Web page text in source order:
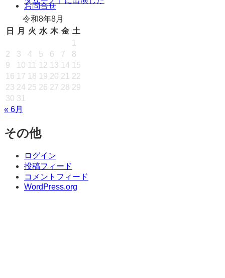
プ
お問合せ
令和8年8月
日
月 火 水 木 金 土
1
2
3 4 5 6 7
8
9
10 11 12 13 14 15
16 17 18 19 20 21 22
23 24 25 26 27 28 29
30 31
« 6月
その他
ログイン
投稿フィード
コメントフィード
WordPress.org